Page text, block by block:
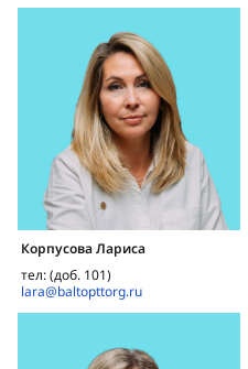
Корпусова Лариса
тел: (доб. 101)
lara@baltopttorg.ru